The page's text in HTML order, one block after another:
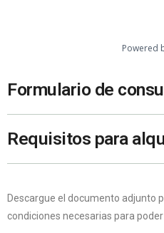
Powered
Formulario de
Requisitos para
Descargue el documento adjunto
condiciones necesarias para poder